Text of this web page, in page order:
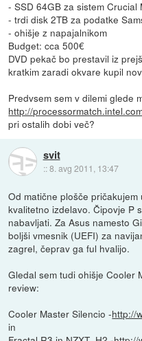
- SSD 64GB za sistem Crucial
- trdi disk 2TB za podatke
- ohišje z napajalnikom
Budget: cca 500€
DVD pekač bo prestavil iz
kratkim zaradi okvare kupil
Predvsem sem v dilemi glede
http://
pri ostalih dobi več?
svit
::8. avg 2011, 13:47
Od matične plošče
kvalitetno izdelavo. Čipovje P
nabavljati. Za Asus namesto
boljši vmesnik (UEFI) za
zagrel, čeprav ga ful hvalijo.
Gledal sem tudi ohišje Cooler
review:
Cooler Master Silencio -http://
in